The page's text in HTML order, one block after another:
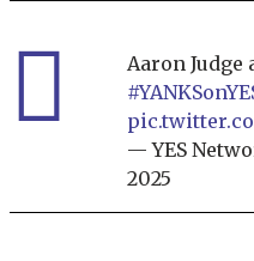
Aaron
— YES
2025